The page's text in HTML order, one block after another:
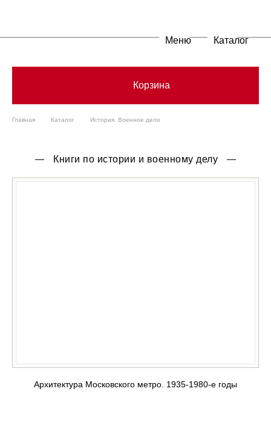
Меню Каталог
Корзина
Главная Каталог История. Военное дело
Книги по истории и военному делу
Архитектура Московского метро. 1935-1980-е годы